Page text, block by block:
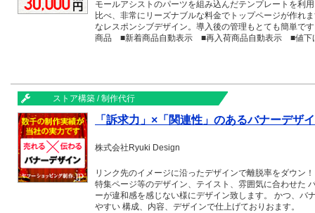
モールアシストのパーツを組み込んだテンプレートを利
比べ、非常にリーズナブルな料金でトップページが作れ
なレスポンシブデザイン。導入後の管理もとても簡単で
商品 ■新着商品自動表示 ■再入荷商品自動表示 ■値
ストア構築 / 制作代行
「訴求力」×「関連性」のあるバナーデザ
株式会社Ryuki Design
リンク先のイメージに沿ったデザインで離脱率をダウン！ リンク先の商品ページ、ランディングページ
特集ページ等のデザイン、テイスト、雰囲気に合わせた
ーが違和感を感じない様にデザイン致します。 かつ、バ
やすい 構成、内容、デザインで仕上げておりおます。